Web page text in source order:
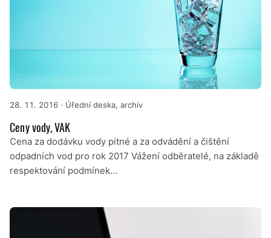
28. 11. 2016 · Úřední deska, archiv
Ceny vody, VAK
Cena za dodávku vody pitné a za odvádění a čištění
odpadních vod pro rok 2017 Vážení odběratelé, na základě
respektování podmínek…